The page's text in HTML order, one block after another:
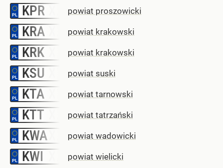
KPR powiat proszowicki
KRA powiat krakowski
KRK powiat krakowski
KSU powiat suski
KTA powiat tarnowski
KTT powiat tatrzański
KWA powiat wadowicki
KWI powiat wielicki